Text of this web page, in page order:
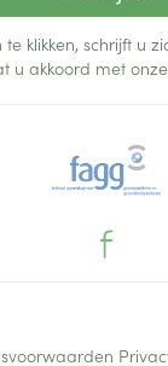
klikken, schrijft u
u akkoord met onze